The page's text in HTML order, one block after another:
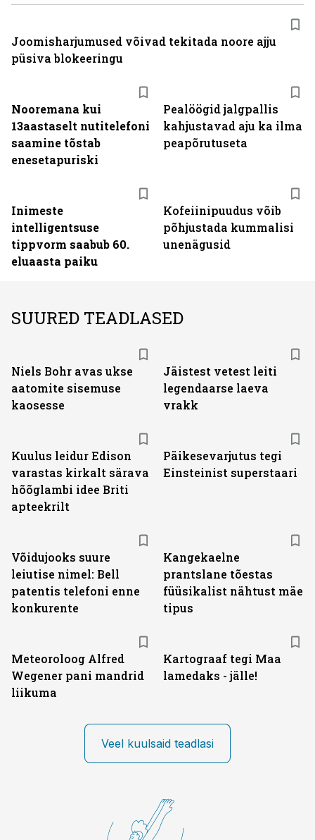
Nooremana kui
13aastaselt nutitelefoni
saamine tõstab
enesetapuriski
Pealöögid jalgpallis
kahjustavad aju ka ilma
peapõrutuseta
Inimeste
intelligentsuse
tippvorm saabub 60.
eluaasta paiku
Kofeiinipuudus võib
põhjustada kummalisi
unenägusid
Joomisharjumused võivad tekitada noore ajju
püsiva blokeeringu
SUURED TEADLASED
Niels Bohr avas ukse
aatomite sisemuse
kaosesse
Jäistest vetest leiti
legendaarse laeva
vrakk
Kuulus leidur Edison
varastas kirkalt särava
hõõglambi idee Briti
apteekrilt
Päikesevarjutus tegi
Einsteinist superstaari
Võidujooks suure
leiutise nimel: Bell
patentis telefoni enne
konkurente
Kangekaelne
prantslane tõestas
füüsikalist nähtust mäe
tipus
Meteoroloog Alfred
Wegener pani mandrid
liikuma
Kartograaf tegi Maa
lamedaks - jälle!
Veel kuulsaid teadlasi